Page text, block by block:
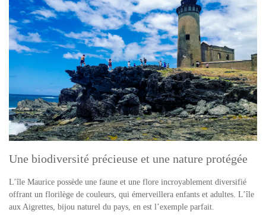
Une biodiversité précieuse et une nature protégée
L’île Maurice possède une faune et une flore incroyablement diversifié
offrant un florilège de couleurs, qui émerveillera enfants et adultes. L’île
aux Aigrettes, bijou naturel du pays, en est l’exemple parfait.